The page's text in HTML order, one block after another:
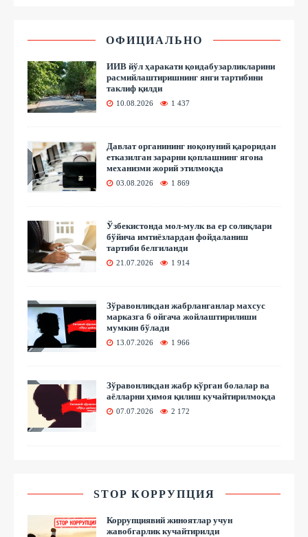
ОФИЦИАЛЬНО
ИИВ йўл ҳаракати қоидабузарликларини
расмийлаштиришнинг янги тартибини
таклиф қилди
10.08.2026 1 437
Давлат органининг ноқонуний қароридан
етказилган зарарни қоплашнинг ягона
механизми жорий этилмоқда
03.08.2026 1 869
Ўзбекистонда мол-мулк ва ер солиқлари
бўйича имтиёзлардан фойдаланиш
тартиби белгиланди
21.07.2026 1 914
Зўравонликдан жабрланганлар махсус
марказга 6 ойгача жойлаштирилиши
мумкин бўлади
13.07.2026 1 966
Зўравонликдан жабр кўрган болалар ва
аёлларни ҳимоя қилиш кучайтирилмоқда
07.07.2026 2 172
STOP КОРРУПЦИЯ
Коррупциявий жиноятлар учун
жавобгарлик кучайтирилди